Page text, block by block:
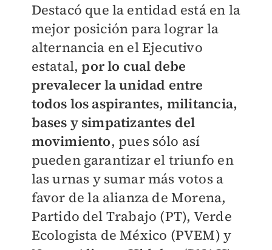
Destacó que la entidad está en la
mejor posición para lograr la
alternancia en el Ejecutivo
estatal,por lo cual debe
prevalecer la unidad entre
todos los aspirantes, militancia,
bases y simpatizantes del
movimiento, pues sólo así
pueden garantizar el triunfo en
las urnas y sumar más votos a
favor de la alianza de Morena,
Partido del Trabajo (PT), Verde
Ecologista de México (PVEM) y